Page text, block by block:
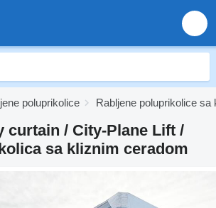
poluprikolice Rabljene poluprikolice
curtain / City-Plane Lift /
sa kliznim ceradom